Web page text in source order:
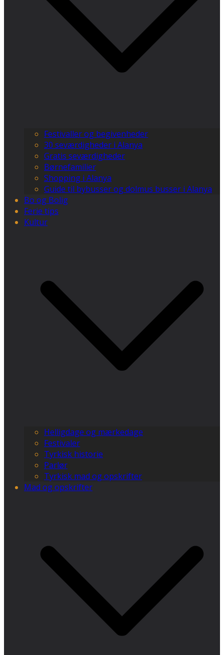
Festivaller og begivenheder
30 seværdigheder i Alanya
Gratis seværdigheder
Børnefamilier
Shopping i Alanya
Guide til bybusser og dolmus busser i Alanya
Bo og Bolig
Ferie tips
Kultur
Helligdage og mærkedage
Festivaler
Tyrkisk historie
Parlør
Tyrkisk mad og opskrifter
Mad og opskrifter